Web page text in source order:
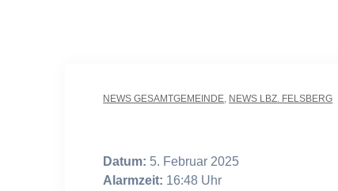
NEWS GESAMTGEMEINDE NEWS LBZ. FELSBERG
Datum: 5. Februar 2025
Alarmzeit: 16:48 Uhr